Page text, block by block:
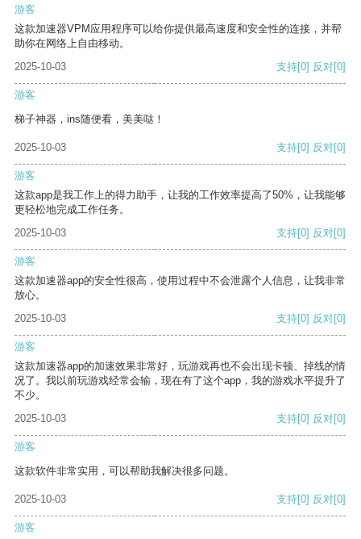
游客
这款加速器VPM应用程序可以给你提供最高速度和安全性的连接，并帮
助你在网络上自由移动。
2025-10-03
支持[0] 反对[0]
游客
梯子神器，ins随便看，美美哒！
2025-10-03 支持[0] 反对[0]
游客
这款app是我工作上的得力助手，让我的工作效率提高了50%，让我能够
更轻松地完成工作任务。
2025-10-03
支持[0] 反对[0]
游客
这款加速器app的安全性很高，使用过程中不会泄露个人信息，让我非常
放心。
2025-10-03
支持[0] 反对[0]
游客
这款加速器app的加速效果非常好，玩游戏再也不会出现卡顿、掉线的情
况了。我以前玩游戏经常会输，现在有了这个app，我的游戏水平提升了
不少。
2025-10-03
支持[0] 反对[0]
游客
这款软件非常实用，可以帮助我解决很多问题。
2025-10-03 支持[0] 反对[0]
游客